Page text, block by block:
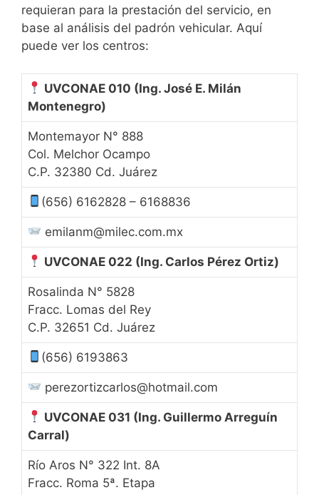
requieran para la prestación del servicio, en
base al análisis del padrón vehicular. Aquí
puede ver los centros:
UVCONAE 010 (Ing. José E. Milán
Montenegro)
Montemayor N° 888
Col. Melchor Ocampo
C.P. 32380 Cd. Juárez
(656) 6162828 – 6168836
emilanm@milec.com.mx
UVCONAE 022 (Ing. Carlos Pérez Ortiz)
Rosalinda N° 5828
Fracc. Lomas del Rey
C.P. 32651 Cd. Juárez
(656) 6193863
perezortizcarlos@hotmail.com
UVCONAE 031 (Ing. Guillermo Arreguín
Carral)
Río Aros N° 322 Int. 8A
Fracc. Roma 5ª. Etapa